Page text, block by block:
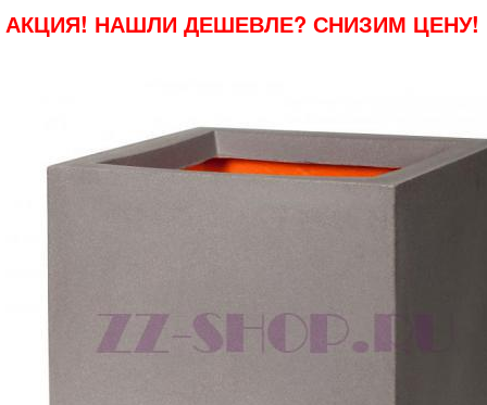
АКЦИЯ! НАШЛИ ДЕШЕВЛЕ? СНИЗИМ ЦЕНУ!